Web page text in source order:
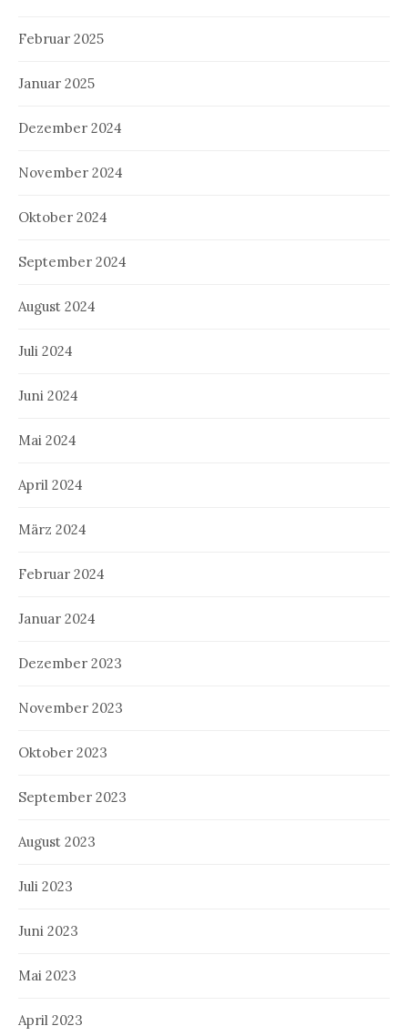
Februar 2025
Januar 2025
Dezember 2024
November 2024
Oktober 2024
September 2024
August 2024
Juli 2024
Juni 2024
Mai 2024
April 2024
März 2024
Februar 2024
Januar 2024
Dezember 2023
November 2023
Oktober 2023
September 2023
August 2023
Juli 2023
Juni 2023
Mai 2023
April 2023